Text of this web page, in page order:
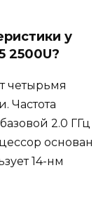
у
2500U?
четырьмя
Частота
2.0 ГГц
основан
14-нм